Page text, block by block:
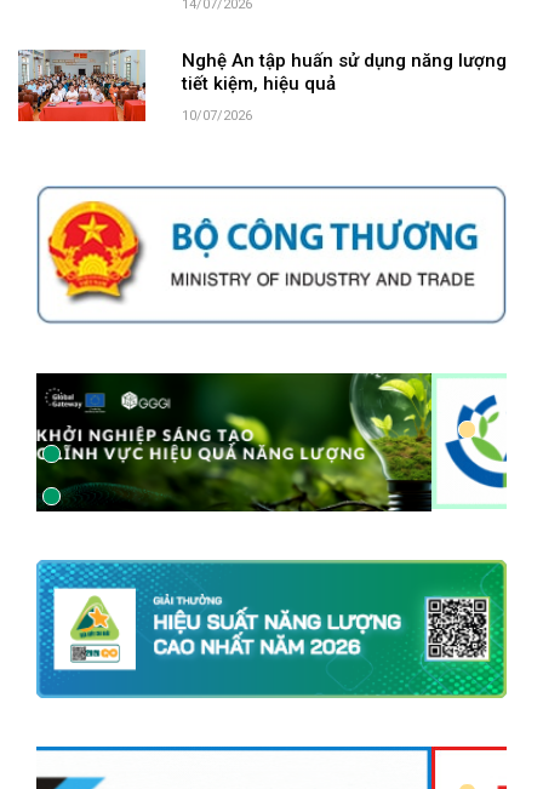
14/07/2026
Nghệ An tập huấn sử dụng năng lượng
tiết kiệm, hiệu quả
10/07/2026